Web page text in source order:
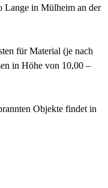
Lange in Mülheim an der
für Material (je nach
in Höhe von 10,00 –
Objekte findet in